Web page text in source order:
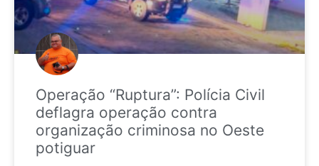
Operação “Ruptura”: Polícia Civil
deflagra operação contra
organização criminosa no Oeste
potiguar